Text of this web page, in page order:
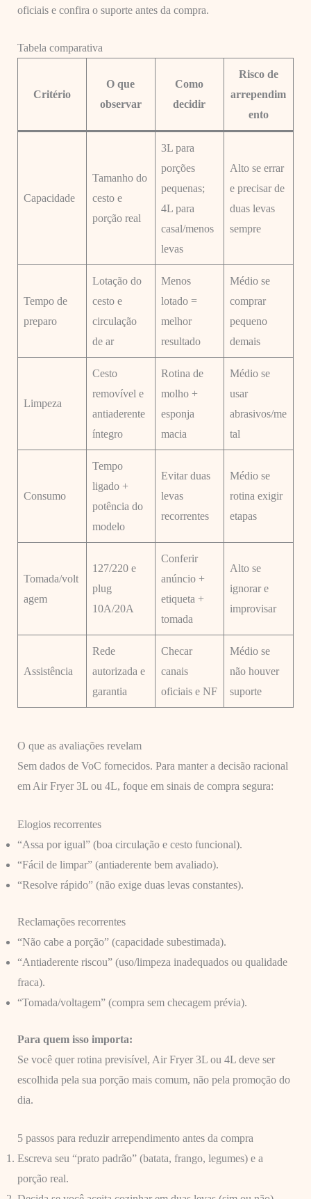
oficiais e confira o suporte antes da compra.
Tabela comparativa
Critério
O que
observar
Como
decidir
Risco de
arrependim
ento
Capacidade
Tamanho do
cesto e
porção real
3L para
porções
pequenas;
4L para
casal/menos
levas
Alto se errar
e precisar de
duas levas
sempre
Tempo de
preparo
Lotação do
cesto e
circulação
de ar
Menos
lotado =
melhor
resultado
Médio se
comprar
pequeno
demais
Limpeza
Cesto
removível e
antiaderente
íntegro
Rotina de
molho +
esponja
macia
Médio se
usar
abrasivos/me
tal
Consumo
Tempo
ligado +
potência do
modelo
Evitar duas
levas
recorrentes
Médio se
rotina exigir
etapas
Tomada/volt
agem
127/220 e
plug
10A/20A
Conferir
anúncio +
etiqueta +
tomada
Alto se
ignorar e
improvisar
Assistência
Rede
autorizada e
garantia
Checar
canais
oficiais e NF
Médio se
não houver
suporte
O que as avaliações revelam
Sem dados de VoC fornecidos. Para manter a decisão racional
em Air Fryer 3L ou 4L, foque em sinais de compra segura:
Elogios recorrentes
“Assa por igual” (boa circulação e cesto funcional).
“Fácil de limpar” (antiaderente bem avaliado).
“Resolve rápido” (não exige duas levas constantes).
Reclamações recorrentes
“Não cabe a porção” (capacidade subestimada).
“Antiaderente riscou” (uso/limpeza inadequados ou qualidade
fraca).
“Tomada/voltagem” (compra sem checagem prévia).
Para quem isso importa:
Se você quer rotina previsível, Air Fryer 3L ou 4L deve ser
escolhida pela sua porção mais comum, não pela promoção do
dia.
5 passos para reduzir arrependimento antes da compra
Escreva seu “prato padrão” (batata, frango, legumes) e a
porção real.